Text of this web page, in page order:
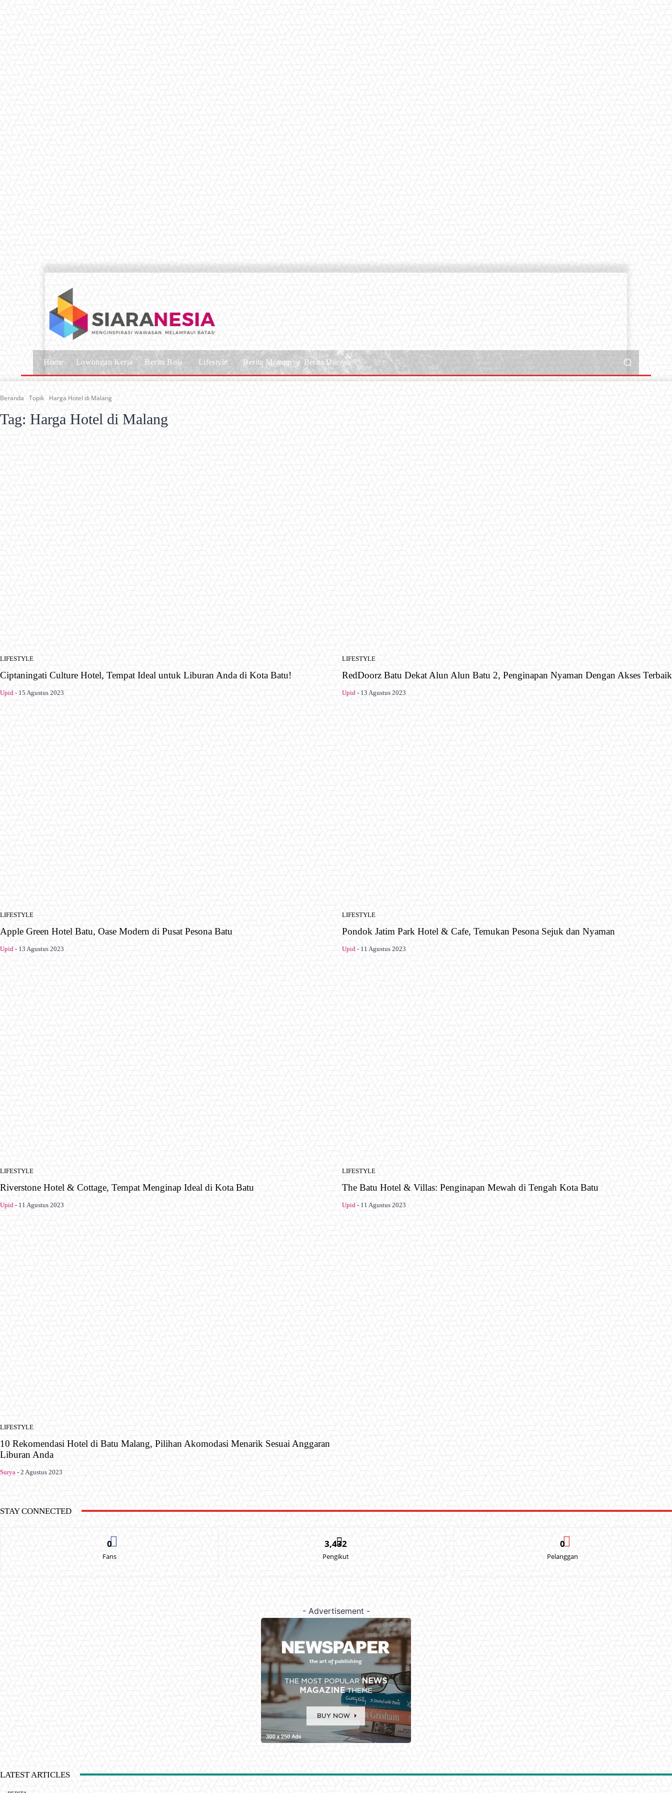
Home Lowongan Kerja Berita Bola Lifestyle Berita Motogp Berita Daerah
Beranda Topik Harga Hotel di Malang
Tag: Harga Hotel di Malang
LIFESTYLE
Ciptaningati Culture Hotel, Tempat Ideal untuk Liburan Anda di Kota Batu!
Upid - 15 Agustus 2023
LIFESTYLE
RedDoorz Batu Dekat Alun Alun Batu 2, Penginapan Nyaman Dengan Akses Terbaik
Upid - 13 Agustus 2023
LIFESTYLE
Apple Green Hotel Batu, Oase Modern di Pusat Pesona Batu
Upid - 13 Agustus 2023
LIFESTYLE
Pondok Jatim Park Hotel & Cafe, Temukan Pesona Sejuk dan Nyaman
Upid - 11 Agustus 2023
LIFESTYLE
Riverstone Hotel & Cottage, Tempat Menginap Ideal di Kota Batu
Upid - 11 Agustus 2023
LIFESTYLE
The Batu Hotel & Villas: Penginapan Mewah di Tengah Kota Batu
Upid - 11 Agustus 2023
LIFESTYLE
10 Rekomendasi Hotel di Batu Malang, Pilihan Akomodasi Menarik Sesuai Anggaran
Liburan Anda
Surya - 2 Agustus 2023
STAY CONNECTED
0
Fans
3,432
Pengikut
0
Pelanggan
- Advertisement -
LATEST ARTICLES